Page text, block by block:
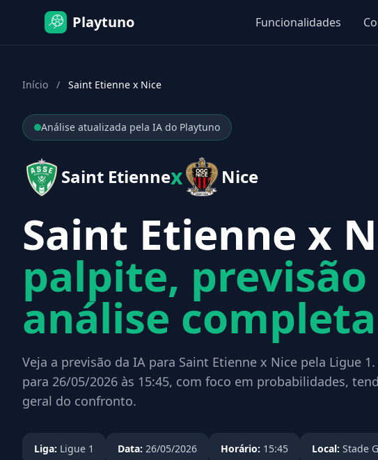
Playtuno Funcionalidades
Início / Saint Etienne x Nice
Análise atualizada pela IA do Playtuno
Saint Etiennex Nice
Saint Etienne x
palpite, previsão
análise completa
Veja a previsão da IA para Saint Etienne x Nice pela Ligue
para 26/05/2026 às 15:45, com foco em probabilidades,
geral do confronto.
Liga: Ligue 1 Data: 26/05/2026 Horário: 15:45 Local: Stade